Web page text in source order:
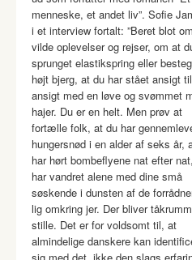
menneske, et andet liv”. Sofie
i et interview fortalt: ”Beret blot
vilde oplevelser og rejser, om at
sprunget elastikspring eller
højt bjerg, at du har stået ansigt til
ansigt med en løve og svømmet
hajer. Du er en helt. Men prøv at
fortælle folk, at du har
hungersnød i en alder af seks år,
har hørt bombeflyene nat efter
har vandret alene med dine små
søskende i dunsten af de
lig omkring jer. Der bliver
stille. Det er for voldsomt til, at
almindelige danskere kan